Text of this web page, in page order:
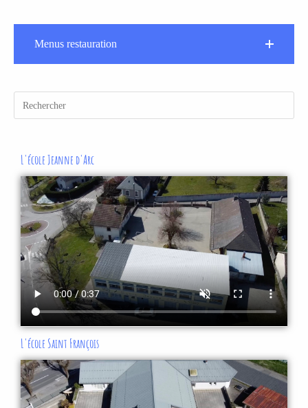
Menus restauration
L'école Jeanne d'Arc
L'école Saint François